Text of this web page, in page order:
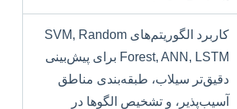
کاربرد الگوریتم‌های SVM, Random
Forest, ANN, LSTM برای پیش‌بینی
دقیق‌تر سیلاب، طبقه‌بندی مناطق
آسیب‌پذیر، و تشخیص الگوها در